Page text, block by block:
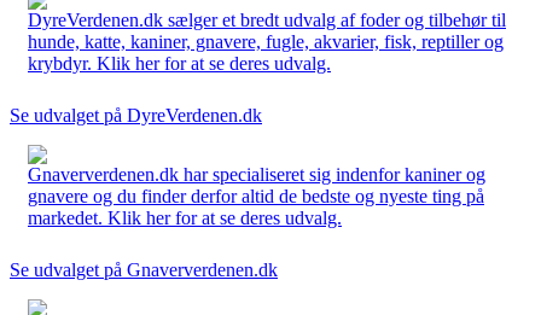
DyreVerdenen.dk sælger et bredt udvalg af foder og tilbehør til
hunde, katte, kaniner, gnavere, fugle, akvarier, fisk, reptiller og
krybdyr. Klik her for at se deres udvalg.
Se udvalget på DyreVerdenen.dk
Gnaververdenen.dk har specialiseret sig indenfor kaniner og
gnavere og du finder derfor altid de bedste og nyeste ting på
markedet. Klik her for at se deres udvalg.
Se udvalget på Gnaververdenen.dk